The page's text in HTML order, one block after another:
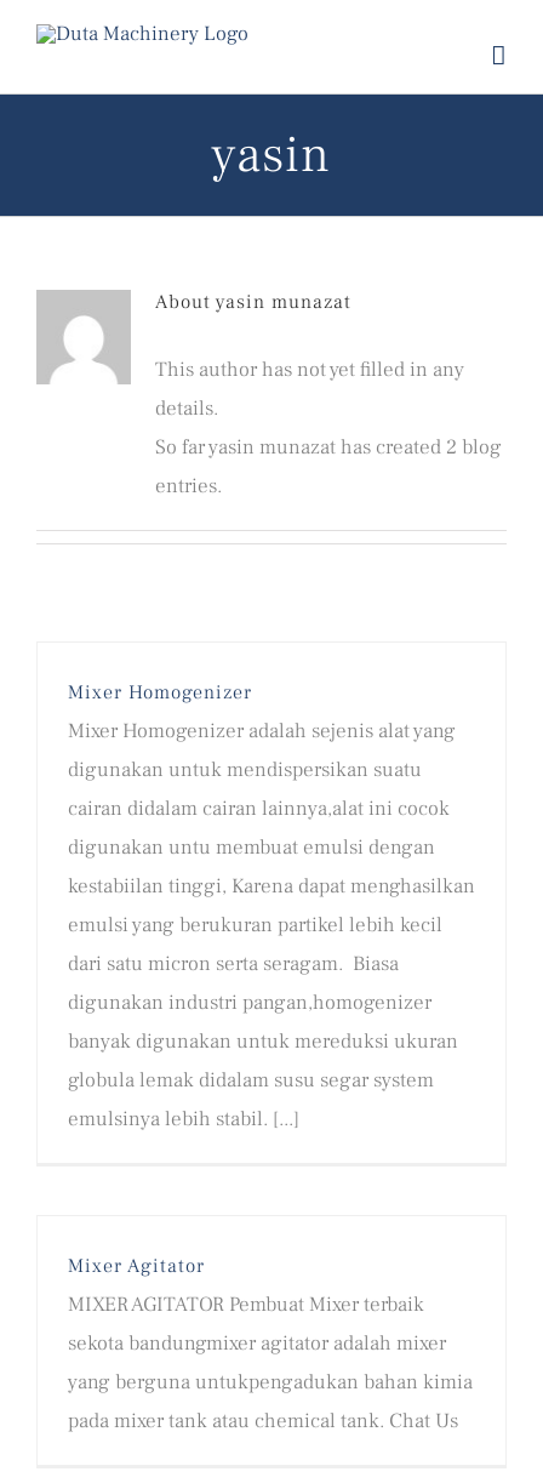
Skip
content
yasin
About yasin munazat
This author has not yet filled in any
details.
So far yasin munazat has created 2 blog
entries.
Mixer Homogenizer
Mixer Homogenizer adalah sejenis alat yang
digunakan untuk mendispersikan suatu
cairan didalam cairan lainnya,alat ini cocok
digunakan untu membuat emulsi dengan
kestabiilan tinggi, Karena dapat menghasilkan
emulsi yang berukuran partikel lebih kecil
dari satu micron serta seragam. Biasa
digunakan industri pangan,homogenizer
banyak digunakan untuk mereduksi ukuran
globula lemak didalam susu segar system
emulsinya lebih stabil. [...]
Mixer Agitator
MIXER AGITATOR Pembuat Mixer terbaik
sekota bandungmixer agitator adalah mixer
yang berguna untukpengadukan bahan kimia
pada mixer tank atau chemical tank. Chat Us